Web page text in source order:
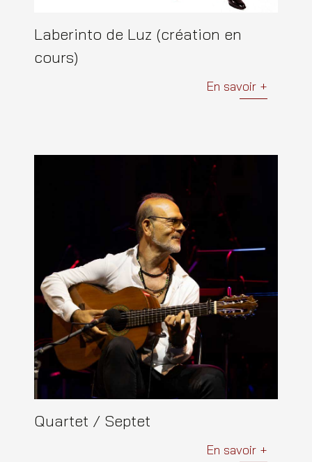
Laberinto de Luz (création en
cours)
En savoir +
Quartet / Septet
En savoir +